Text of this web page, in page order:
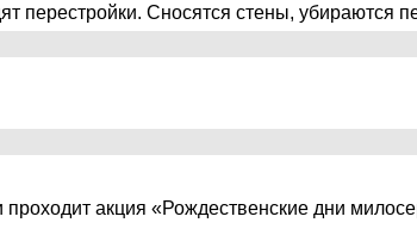
перестройки. Сносятся стены, убираются
акция «Рождественские дни